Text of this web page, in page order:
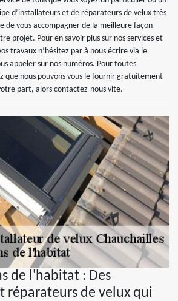
d’installateurs et de réparateurs de velux très
de vous accompagner de la meilleure façon
projet. Pour en savoir plus sur nos services et
travaux n’hésitez par à nous écrire via le
appeler sur nos numéros. Pour toutes
que nous pouvons vous le fournir gratuitement
part, alors contactez-nous vite.
de l'habitat : Des
réparateurs de velux qui